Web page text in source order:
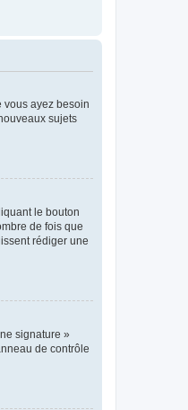
vous ayez besoin
sujets
le bouton
de fois que
rédiger une
signature »
de contrôle